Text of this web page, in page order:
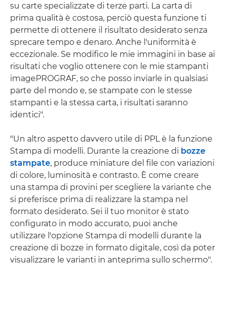
su carte specializzate di terze parti. La carta di
prima qualità è costosa, perciò questa funzione ti
permette di ottenere il risultato desiderato senza
sprecare tempo e denaro. Anche l'uniformità è
eccezionale. Se modifico le mie immagini in base ai
risultati che voglio ottenere con le mie stampanti
imagePROGRAF, so che posso inviarle in qualsiasi
parte del mondo e, se stampate con le stesse
stampanti e la stessa carta, i risultati saranno
identici".
"Un altro aspetto davvero utile di PPL è la funzione
Stampa di modelli. Durante la creazione di bozze
stampate, produce miniature del file con variazioni
di colore, luminosità e contrasto. È come creare
una stampa di provini per scegliere la variante che
si preferisce prima di realizzare la stampa nel
formato desiderato. Sei il tuo monitor è stato
configurato in modo accurato, puoi anche
utilizzare l'opzione Stampa di modelli durante la
creazione di bozze in formato digitale, così da poter
visualizzare le varianti in anteprima sullo schermo".